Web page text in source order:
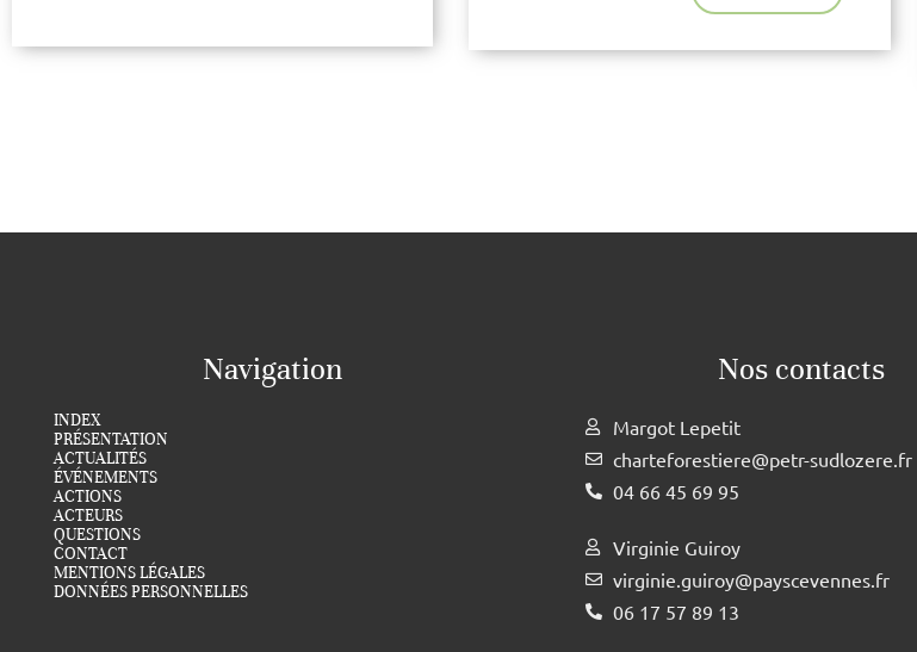
Navigation
INDEX
PRÉSENTATION
ACTUALITÉS
ÉVÉNEMENTS
ACTIONS
ACTEURS
QUESTIONS
CONTACT
MENTIONS LÉGALES
DONNÉES PERSONNELLES
Nos contacts
Margot Lepetit
charteforestiere@petr-sudlozere.fr
04 66 45 69 95
Virginie Guiroy
virginie.guiroy@payscevennes.fr
06 17 57 89 13